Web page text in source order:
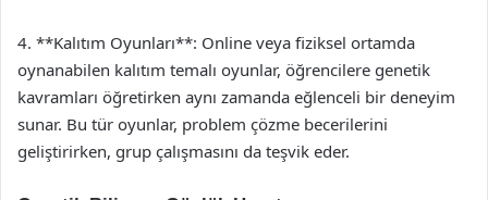
4. **Kalıtım Oyunları**: Online veya fiziksel ortamda
oynanabilen kalıtım temalı oyunlar, öğrencilere genetik
kavramları öğretirken aynı zamanda eğlenceli bir deneyim
sunar. Bu tür oyunlar, problem çözme becerilerini
geliştirirken, grup çalışmasını da teşvik eder.